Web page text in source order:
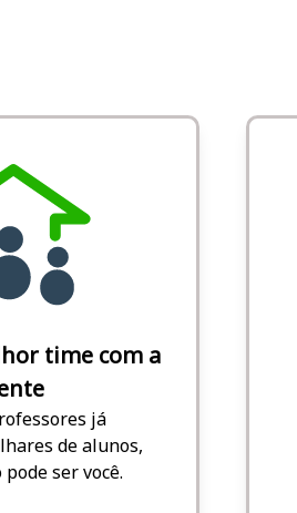
time com a
já
de alunos,
ser você.